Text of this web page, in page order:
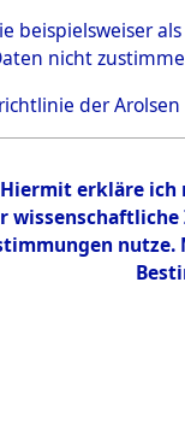
beispielsweiser
nicht
der Arolsen
erkläre ich